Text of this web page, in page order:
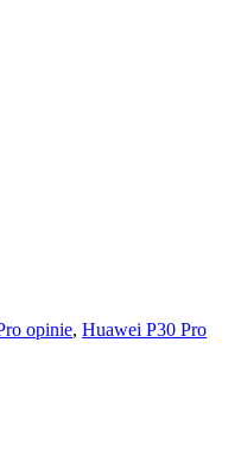
opinie, Huawei P30 Pro